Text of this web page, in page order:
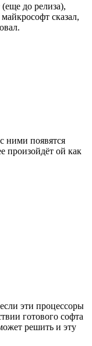
до релиза),
сказал,
ними появятся
произойдёт ой как
эти процессоры
готового софта
решить и эту